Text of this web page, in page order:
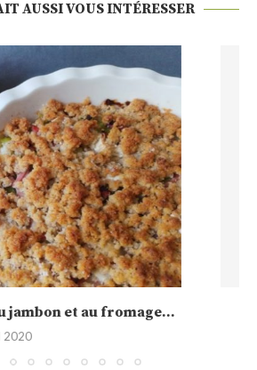
AUSSI VOUS INTÉRESSER
de légumes au Knacki
14 mai 2019